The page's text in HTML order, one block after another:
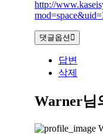
http://
댓글옵션
답변
삭제
Warner님